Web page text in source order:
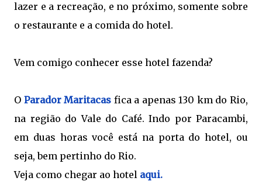
lazer e a recreação, e no próximo, somente sobre
o restaurante e a comida do hotel.
Vem comigo conhecer esse hotel fazenda?
O Parador Maritacas fica a apenas 130 km do Rio,
na região do Vale do Café. Indo por Paracambi,
em duas horas você está na porta do hotel, ou
seja, bem pertinho do Rio.
Veja como chegar ao hotel aqui.